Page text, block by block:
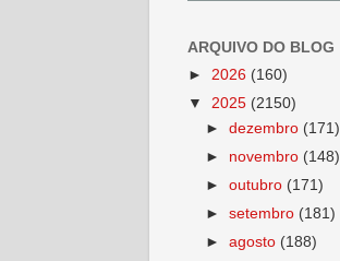
ARQUIVO DO BLOG
► 2026 (160)
▼ 2025 (2150)
►dezembro (171)
► novembro (148)
►outubro (171)
►setembro (181)
►agosto (188)